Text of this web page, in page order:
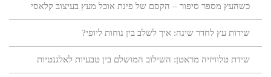
כשהעץ מספר סיפור – הקסם של פינת אוכל מעץ בעיצוב קלאסי
שידות עץ לחדר שינה: איך לשלב בין נוחות ליופי?
שידת טלוויזיה מראטן: השילוב המושלם בין טבעיות לאלגנטיות